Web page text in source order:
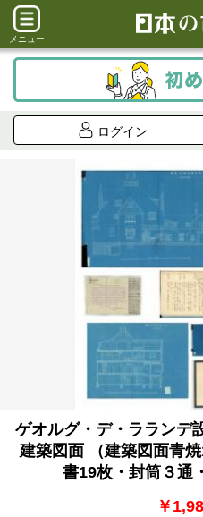
メニュー
ログイン
ゲオルグ・デ・ラランデ
建築図面 （建築図面青
書19枚・封筒３通
￥